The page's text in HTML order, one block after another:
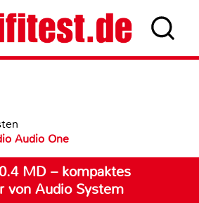
Audio One
MD – kompaktes
von Audio System